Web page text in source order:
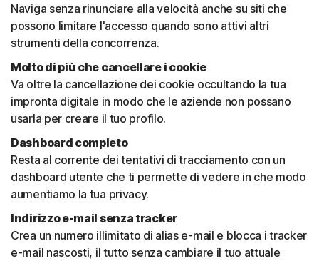
Naviga senza rinunciare alla velocità anche su siti che
possono limitare l'accesso quando sono attivi altri
strumenti della concorrenza.
Molto di più che cancellare i cookie
Va oltre la cancellazione dei cookie occultando la tua
impronta digitale in modo che le aziende non possano
usarla per creare il tuo profilo.
Dashboard completo
Resta al corrente dei tentativi di tracciamento con un
dashboard utente che ti permette di vedere in che modo
aumentiamo la tua privacy.
Indirizzo e-mail senza tracker
Crea un numero illimitato di alias e-mail e blocca i tracker
e-mail nascosti, il tutto senza cambiare il tuo attuale